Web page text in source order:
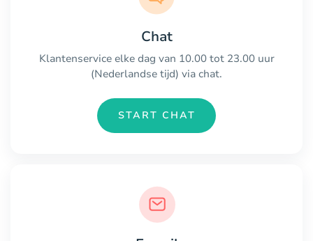
Chat
Klantenservice elke dag van 10.00 tot 23.00 uur
(Nederlandse tijd) via chat.
START CHAT